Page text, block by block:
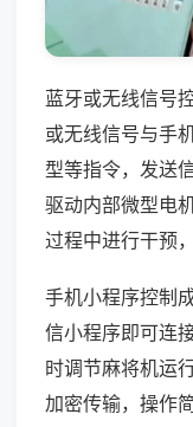
蓝牙或无线信号
或无线信号与手
型等指令，发送
驱动内部微型电
过程中进行干预
手机小程序控制
信小程序即可连
时调节麻将机运
加密传输，操作